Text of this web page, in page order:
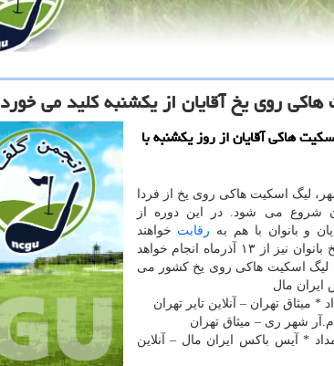
روی یخ آقایان از یکشنبه کلید می خورد
هاکی آقایان از روز یکشنبه با
لیگ اسکیت هاکی روی یخ از فردا
آقایان شروع می شود. در این دوره از
رقابت خواهند
پرداخت. لیگ اسکیت هاکی روی یخ بانوان نیز از ۱۳ آذرماه انجام خواهد
لیگ اسکیت هاکی روی یخ کشور می
مال
۸ آذرماه ساعت ۸: ۰۰ بامداد * آیس باکس ایران مال – آنلاین